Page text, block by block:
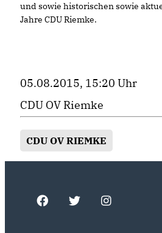
und sowie historischen sowie
Jahre CDU Riemke.
05.08.2015, 15:20 Uhr
CDU OV Riemke
CDU OV RIEMKE